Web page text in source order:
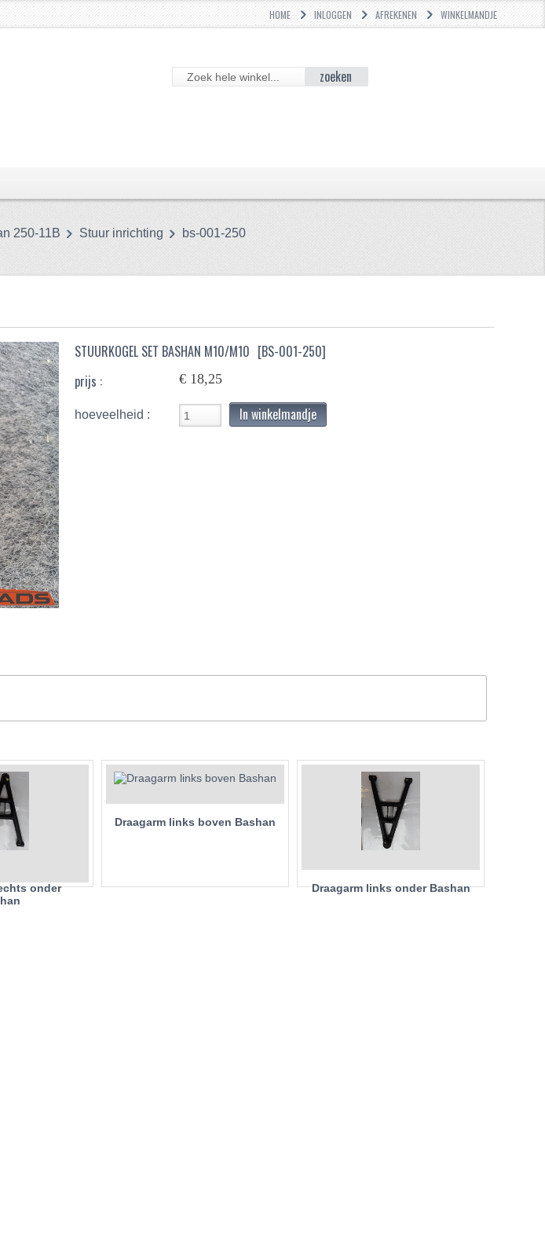
HOME INLOGGEN AFREKENEN WINKELMANDJE
zoeken
250-11B Stuur inrichting bs-001-250
STUURKOGEL SET BASHAN M10/M10 [BS-001-250]
prijs :
€ 18,25
hoeveelheid : In winkelmandje
onder
Draagarm links boven Bashan
Draagarm links onder Bashan